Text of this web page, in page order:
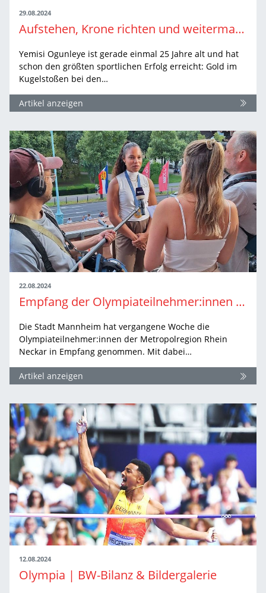
29.08.2024
Aufstehen, Krone richten und weitermachen
Yemisi Ogunleye ist gerade einmal 25 Jahre alt und hat
schon den größten sportlichen Erfolg erreicht: Gold im
Kugelstoßen bei den…
Artikel anzeigen
22.08.2024
Empfang der Olympiateilnehmer:innen in Mannheim
Die Stadt Mannheim hat vergangene Woche die
Olympiateilnehmer:innen der Metropolregion Rhein
Neckar in Empfang genommen. Mit dabei…
Artikel anzeigen
12.08.2024
Olympia | BW-Bilanz & Bildergalerie